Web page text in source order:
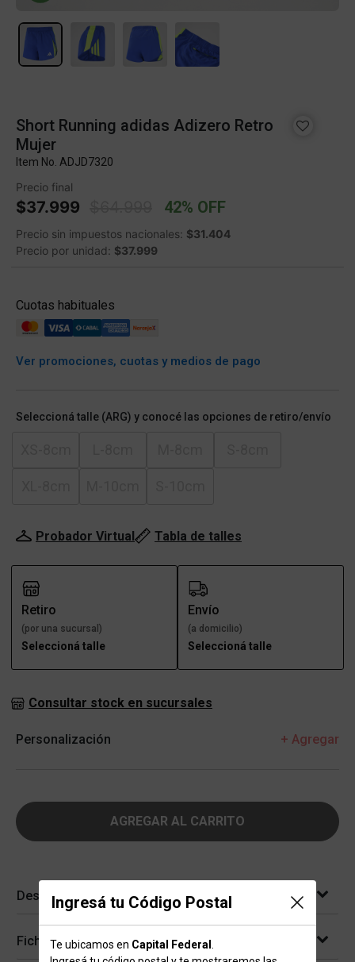
Ingresá tu Código Postal
Te ubicamos en Capital Federal
Short Running adidas Adizero Retro
Mujer
Item No. ADJD7320
Precio final
$37.999 Price reduced from
42% OFF
Precio sin impuestos nacionales: $31.404
Precio por unidad: $37.999
Cuotas habituales
Ver promociones, cuotas y medios de pago
Seleccioná talle (ARG) y conocé las opciones de retiro/envío
Probador Virtual Tabla de talles
Retiro
(por una sucursal)
Seleccioná talle
Envío
(a domicilio)
Seleccioná talle
Consultar stock en sucursales
Personalización + Agregar
AGREGAR AL CARRITO
Descripción
Ficha técnica